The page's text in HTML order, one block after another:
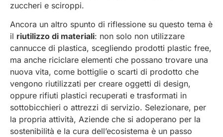
zuccheri e sciroppi.
Ancora un altro spunto di riflessione su questo tema è
il riutilizzo di materiali: non solo non utilizzare
cannucce di plastica, scegliendo prodotti plastic free,
ma anche riciclare elementi che possano trovare una
nuova vita, come bottiglie o scarti di prodotto che
vengono riutilizzati per creare oggetti di design,
oppure rifiuti plastici recuperati e trasformati in
sottobicchieri o attrezzi di servizio. Selezionare, per
la propria attività, Aziende che si adoperano per la
sostenibilità e la cura dell’ecosistema è un passo